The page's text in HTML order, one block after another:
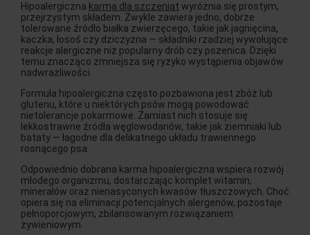
Hipoalergiczna karma dla szczeniąt wyróżnia się prostym,
przejrzystym składem. Zwykle zawiera jedno, dobrze
tolerowane źródło białka zwierzęcego, takie jak jagnięcina,
kaczka, łosoś czy dziczyzna — składniki rzadziej wywołujące
reakcje alergiczne niż popularny drób czy pszenica. Dzięki
temu znacząco zmniejsza się ryzyko wystąpienia objawów
nadwrażliwości.
Formuła hipoalergiczna często pozbawiona jest zbóż lub
glutenu, które u niektórych psów mogą powodować
nietolerancje pokarmowe. Zamiast nich stosuje się
lekkostrawne źródła węglowodanów, takie jak ziemniaki lub
bataty — łagodne dla delikatnego układu trawiennego
rosnącego psa.
Odpowiednio dobrana karma hipoalergiczna wspiera rozwój
młodego organizmu, dostarczając komplet witamin,
minerałów oraz nienasyconych kwasów tłuszczowych. Choć
opiera się na eliminacji potencjalnych alergenów, pozostaje
pełnoporcjowym, zbilansowanym rozwiązaniem
żywieniowym.